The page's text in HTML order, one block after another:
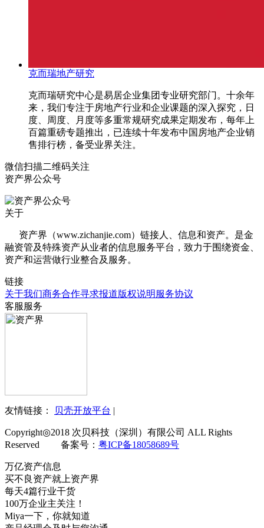
克而瑞地产研究
克而瑞研究中心是易居企业集团专业研究部门。十余年
来，我们专注于房地产行业和企业课题的深入探究，日
度、周度、月度等多重常规研究成果定期发布，每年上
百篇重磅专题推出，已连续十年发布中国房地产企业销
售排行榜，备受业界关注。
微信扫描二维码关注
资产界公众号
关于
资产界（www.zichanjie.com）链接人、信息和资产。是金
融资管及特殊资产从业者的信息服务平台，致力于围绕资金、
资产和运营做行业整合及服务。
链接
关于我们商务合作寻求报道版权说明 服务协议
客服服务
友情链接： 贝壳开放平台 |
Copyright◎2018 次贝科技（深圳）有限公司 ALL Rights
Reserved 备案号： 粤ICP备18058689号
万亿资产信息
买不良资产就上资产界
每天4篇行业干货
100万企业主关注！
Miya一下，你就知道